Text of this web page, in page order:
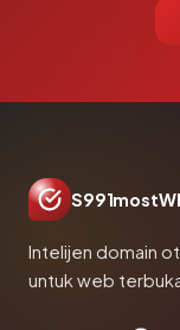
Intelijen domain
untuk web